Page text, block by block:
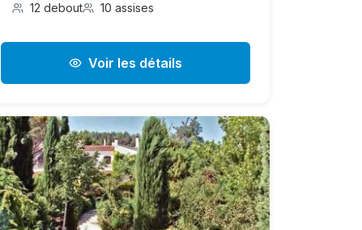
12 debout 10 assises
Voir les détails